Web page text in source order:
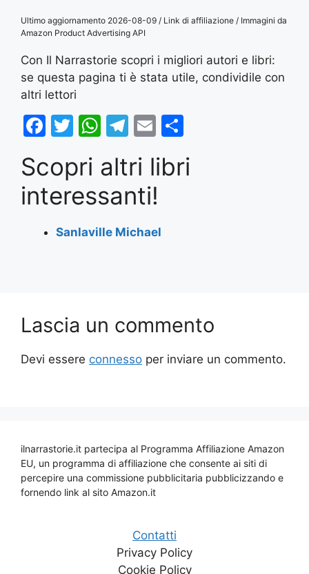
Ultimo aggiornamento 2026-08-09 / Link di affiliazione / Immagini da
Amazon Product Advertising API
Con Il Narrastorie scopri i migliori autori e libri:
se questa pagina ti è stata utile, condividile con
altri lettori
F
c
e
b
o
T
itt
er
W
at
s
A
p
T
e
gr
a
m
E
ai
l
ar
Scopri altri libri
interessanti!
Sanlaville Michael
Lascia un commento
Devi essere connesso per inviare un commento.
ilnarrastorie.it partecipa al Programma Affiliazione Amazon
EU, un programma di affiliazione che consente ai siti di
percepire una commissione pubblicitaria pubblicizzando e
fornendo link al sito Amazon.it
Contatti
Privacy Policy
Cookie Policy